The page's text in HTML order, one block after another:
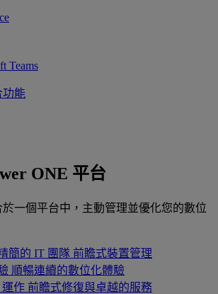
Teams
功能
ONE 平台
一個平台中，主動管理並優化您的數位
簡的 IT 團隊 前瞻式裝置管理
順暢連續的數位化體驗
運作 前瞻式修復與卓越的服務